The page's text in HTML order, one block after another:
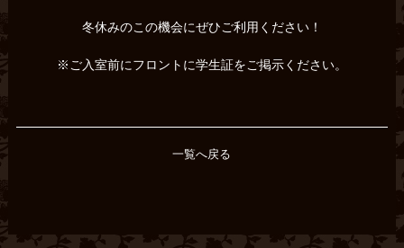
冬休みのこの機会にぜひご利用ください！
※ご入室前にフロントに学生証をご掲示ください。
一覧へ戻る